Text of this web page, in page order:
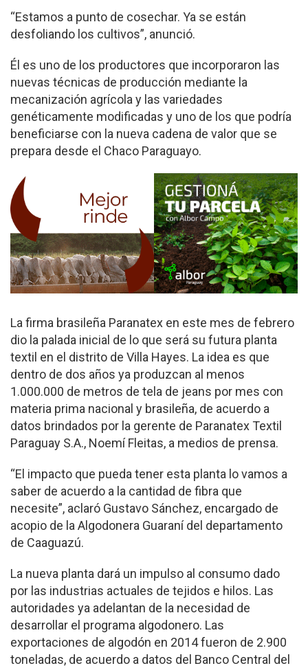
“Estamos a punto de cosechar. Ya se están
desfoliando los cultivos”, anunció.
Él es uno de los productores que incorporaron las
nuevas técnicas de producción mediante la
mecanización agrícola y las variedades
genéticamente modificadas y uno de los que podría
beneficiarse con la nueva cadena de valor que se
prepara desde el Chaco Paraguayo.
La firma brasileña Paranatex en este mes de febrero
dio la palada inicial de lo que será su futura planta
textil en el distrito de Villa Hayes. La idea es que
dentro de dos años ya produzcan al menos
1.000.000 de metros de tela de jeans por mes con
materia prima nacional y brasileña, de acuerdo a
datos brindados por la gerente de Paranatex Textil
Paraguay S.A., Noemí Fleitas, a medios de prensa.
“El impacto que pueda tener esta planta lo vamos a
saber de acuerdo a la cantidad de fibra que
necesite”, aclaró Gustavo Sánchez, encargado de
acopio de la Algodonera Guaraní del departamento
de Caaguazú.
La nueva planta dará un impulso al consumo dado
por las industrias actuales de tejidos e hilos. Las
autoridades ya adelantan de la necesidad de
desarrollar el programa algodonero. Las
exportaciones de algodón en 2014 fueron de 2.900
toneladas, de acuerdo a datos del Banco Central del